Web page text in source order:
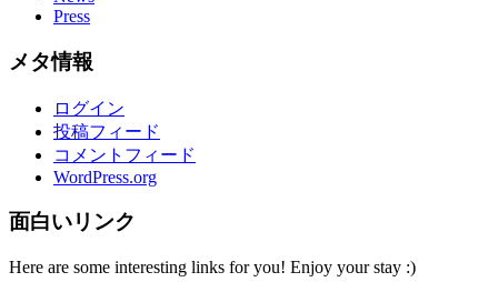
Press
メタ情報
ログイン
投稿フィード
コメントフィード
WordPress.org
面白いリンク
Here are some interesting links for you! Enjoy your stay :)